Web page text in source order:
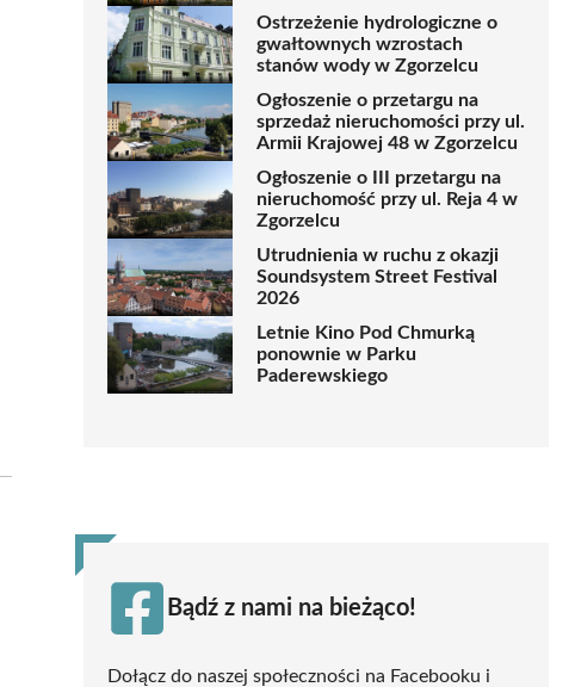
Ostrzeżenie hydrologiczne o
gwałtownych wzrostach
stanów wody w Zgorzelcu
Ogłoszenie o przetargu na
sprzedaż nieruchomości przy ul.
Armii Krajowej 48 w Zgorzelcu
Ogłoszenie o III przetargu na
nieruchomość przy ul. Reja 4 w
Zgorzelcu
Utrudnienia w ruchu z okazji
Soundsystem Street Festival
2026
Letnie Kino Pod Chmurką
ponownie w Parku
Paderewskiego
Bądź z nami na bieżąco!
Dołącz do naszej społeczności na Facebooku i